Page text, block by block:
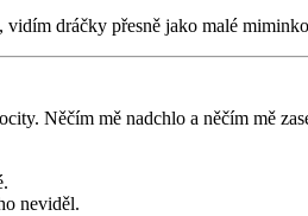
vidím dráčky přesně jako malé
Něčím mě nadchlo a něčím mě
neviděl.